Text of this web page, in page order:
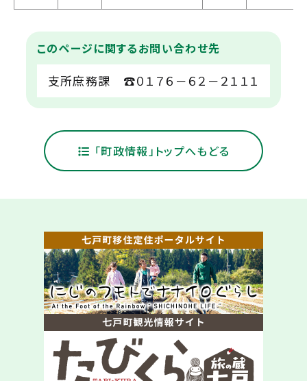
このページに関するお問い合わせ先
支所庶務課 ☎０１７６－６２－２１１１
「町政情報」トップへもどる